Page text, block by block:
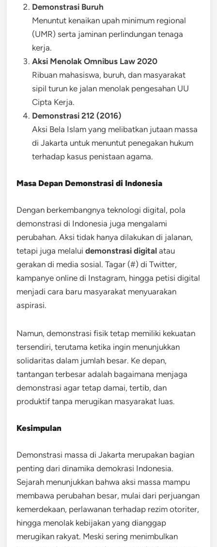
Demonstrasi Buruh
Menuntut kenaikan upah minimum regional
(UMR) serta jaminan perlindungan tenaga
kerja.
Aksi Menolak Omnibus Law 2020
Ribuan mahasiswa, buruh, dan masyarakat
sipil turun ke jalan menolak pengesahan UU
Cipta Kerja.
Demonstrasi 212 (2016)
Aksi Bela Islam yang melibatkan jutaan massa
di Jakarta untuk menuntut penegakan hukum
terhadap kasus penistaan agama.
Masa Depan Demonstrasi di Indonesia
Dengan berkembangnya teknologi digital, pola
demonstrasi di Indonesia juga mengalami
perubahan. Aksi tidak hanya dilakukan di jalanan,
tetapi juga melalui demonstrasi digital atau
gerakan di media sosial. Tagar (#) di Twitter,
kampanye online di Instagram, hingga petisi digital
menjadi cara baru masyarakat menyuarakan
aspirasi.
Namun, demonstrasi fisik tetap memiliki kekuatan
tersendiri, terutama ketika ingin menunjukkan
solidaritas dalam jumlah besar. Ke depan,
tantangan terbesar adalah bagaimana menjaga
demonstrasi agar tetap damai, tertib, dan
produktif tanpa merugikan masyarakat luas.
Kesimpulan
Demonstrasi massa di Jakarta merupakan bagian
penting dari dinamika demokrasi Indonesia.
Sejarah menunjukkan bahwa aksi massa mampu
membawa perubahan besar, mulai dari perjuangan
kemerdekaan, perlawanan terhadap rezim otoriter,
hingga menolak kebijakan yang dianggap
merugikan rakyat. Meski sering menimbulkan